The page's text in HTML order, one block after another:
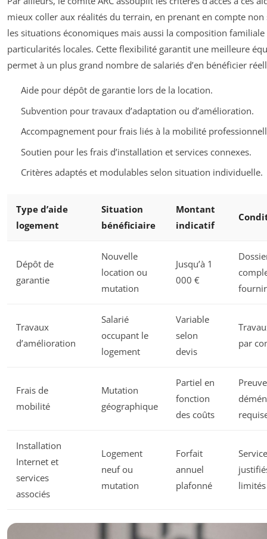
mieux coller aux réalités du terrain, en prenant en compte non
les situations économiques mais aussi la composition familiale
particularités locales. Cette flexibilité garantit une meilleure
permet à un plus grand nombre de salariés d’en bénéficier
Aide pour dépôt de garantie lors de la location.
Subvention pour travaux d’adaptation ou d’amélioration.
Accompagnement pour frais liés à la mobilité
Soutien pour les frais d’installation et services connexes.
Critères adaptés et modulables selon situation individuelle.
Type d’aide
logement
Situation
bénéficiaire
Montant
indicatif
Dépôt de
garantie
Nouvelle
location ou
mutation
Jusqu’à 1
000 €
fournir
Travaux
d’amélioration
Salarié
occupant le
logement
Variable
selon
devis
par
Frais de
mobilité
Mutation
géographique
Partiel en
fonction
des coûts
Installation
Internet et
services
associés
Logement
neuf ou
mutation
Forfait
annuel
plafonné
limités